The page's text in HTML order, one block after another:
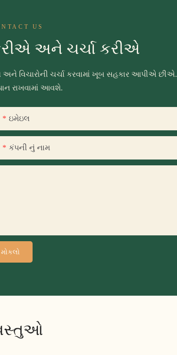
US
અને ચર્ચા કરીએ
વિચારોની ચર્ચા કરવામાં ખૂબ સહકાર આપીએ છીએ.
રાખવામાં આવશે.
ઇમેઇલ
કંપની નું નામ